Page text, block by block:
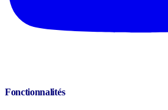
Fonctionnalités